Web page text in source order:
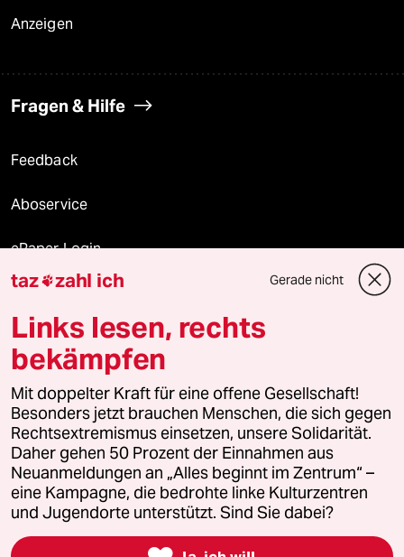
Anzeigen
Fragen & Hilfe
Feedback
Aboservice
ePaper Login
Downloads für Abonnierende
© 2026 taz Verlags und Vertriebs GmbH
Alle Rechte vorbehalten. Bei rechtlichen Fragen oder für Genehmigungen
wenden Sie sich bitte an
lizenzen@taz.de
Feedback Redaktionsstatut Kommune-Richtlinien
Leitlinie Informant Datenschutz Impressum AGB
Seitenwende Einwilligungen widerrufen (Ads)
taz zahl ich Gerade nicht
Links lesen, rechts
bekämpfen
Mit doppelter Kraft für eine offene Gesellschaft!
Besonders jetzt brauchen Menschen, die sich gegen
Rechtsextremismus einsetzen, unsere Solidarität.
Daher gehen 50 Prozent der Einnahmen aus
Neuanmeldungen an „Alles beginnt im Zentrum“ –
eine Kampagne, die bedrohte linke Kulturzentren
und Jugendorte unterstützt. Sind Sie dabei?